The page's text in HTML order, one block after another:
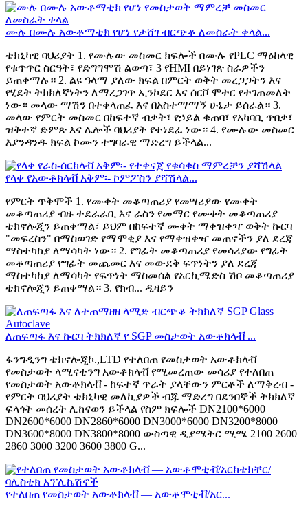
ሙሉ በሙሉ አውቶማቲክ የሆነ የታሸገ ብርጭቆ ለመስራት ቀላል...
ቴክኒካዊ ባህሪያት 1. የሙሉው መስመር ክፍሎች በሙሉ የPLC ማዕከላዊ
የቁጥጥር ስርዓት፣ የድግግሞሽ ልወጣ፣ 3 የHMI በይነገጽ ስራዎችን
ይጠቀማሉ። 2. ልዩ ዓላማ ያለው ክፍል በምርት ወቅት መረጋጋትን እና
የሂደት ትክክለኛነትን ለማረጋገጥ ኢንኮደር እና ሰርቮ ሞተር የተገጠመለት
ነው። መላው ማሽን በተቀላጠፈ እና በአስተማማኝ ሁኔታ ይሰራል። 3.
መላው የምርት መስመር በከፍተኛ ብቃት፣ የኃይል ቁጠባ፣ የአካባቢ ጥበቃ፣
ዝቅተኛ ድምጽ እና ሌሎች ባህሪያት የተነደፈ ነው። 4. የሙሉው መስመር
እያንዳንዱ ክፍል ኮሙን ተግባራዊ ማድረግ ይችላል...
የላቀ የአውቶክላቭ አቅም፡- ኮምፖስን ያሻሽላል...
የምርት ጥቅሞች 1. የሙቀት መቆጣጠሪያ የመሣሪያው የሙቀት
መቆጣጠሪያ ብዙ ተደራራቢ እና ራስን የመማር የሙቀት መቆጣጠሪያ
ቴክኖሎጂን ይጠቀማል፣ ይህም በከፍተኛ ሙቀት ማቀዝቀዣ ወቅት ኩርባ
"መፍረስን" በማስወገድ የማሞቂያ እና የማቀዝቀዣ መጠኖችን ያለ ደረጃ
ማስተካከያ ለማሳካት ነው። 2. የግፊት መቆጣጠሪያ የመሳሪያው የግፊት
መቆጣጠሪያ የግፊት መጨመር እና መውደቅ ፍጥነትን ያለ ደረጃ
ማስተካከያ ለማሳካት የፍጥነት ማስመሰል የአርኪሜድስ ሽቦ መቆጣጠሪያ
ቴክኖሎጂን ይጠቀማል። 3. የክብ... ዲዛይን
ለጠፍጣፋ እና ኩርባ ትክክለኛ የ SGP መስታወት አውቶክላቭ ...
ፋንግዲንግ ቴክኖሎጂኮ.,LTD የተለበጠ የመስታወት አውቶክላቭ
የመስታወት ላሚናቲንግ አውቶክላቭ የሚመረጠው መሳሪያ የተለበጠ
የመስታወት አውቶክላቭ - ከፍተኛ ጥራት ያላቸውን ምርቶች ለማቅረብ -
የምርት ባህሪያት ቴክኒካዊ መለኪያዎች ብጁ ማድረግ በደንበኞች ትክክለኛ
ፍላጎት መሰረት ሊከናወን ይችላል የስም ክፍሎች DN2100*6000
DN2600*6000 DN2860*6000 DN3000*6000 DN3200*8000
DN3600*8000 DN3800*8000 ውስጣዊ ዲያሜትር ሚሜ 2100 2600
2860 3000 3200 3600 3800 G...
የተለበጠ የመስታወት አውቶክላቭ — አውቶሞቲቭ/አር...